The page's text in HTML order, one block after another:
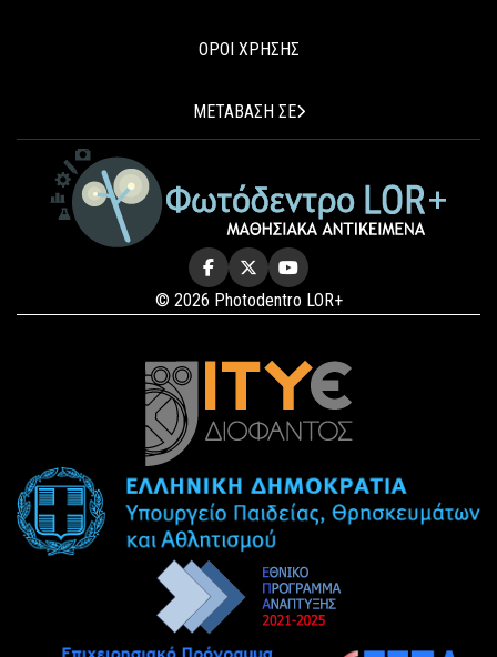
ΟΡΟΙ ΧΡΗΣΗΣ
ΜΕΤΑΒΑΣΗ ΣΕ
© 2026 Photodentro LOR+